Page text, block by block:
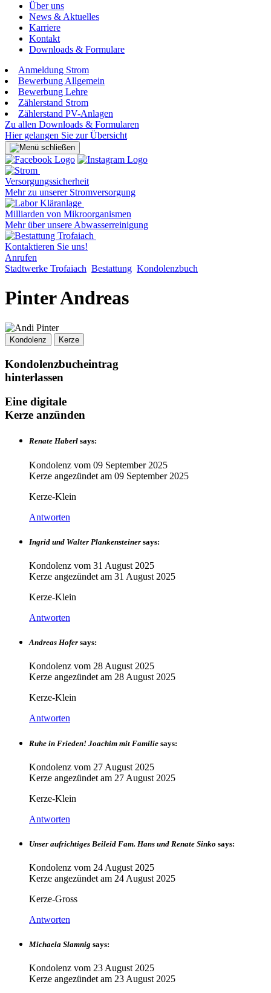
Über uns
News & Aktuelles
Karriere
Kontakt
Downloads & Formulare
Anmeldung Strom
Bewerbung Allgemein
Bewerbung Lehre
Zählerstand Strom
Zählerstand PV-Anlagen
Zu allen Downloads & Formularen
Hier gelangen Sie zur Übersicht
Versorgungssicherheit
Mehr zu unserer Stromversorgung
Milliarden von Mikroorganismen
Mehr über unsere Abwasserreinigung
Kontaktieren Sie uns!
Anrufen
Stadtwerke Trofaiach Bestattung Kondolenzbuch
Pinter Andreas
Kondolenz Kerze
Kondolenzbucheintrag
hinterlassen
Eine digitale
Kerze anzünden
Renate Haberl says:
Kondolenz vom 09 September 2025
Kerze angezündet am 09 September 2025
Kerze-Klein
Antworten
Ingrid und Walter Plankensteiner says:
Kondolenz vom 31 August 2025
Kerze angezündet am 31 August 2025
Kerze-Klein
Antworten
Andreas Hofer says:
Kondolenz vom 28 August 2025
Kerze angezündet am 28 August 2025
Kerze-Klein
Antworten
Ruhe in Frieden! Joachim mit Familie says:
Kondolenz vom 27 August 2025
Kerze angezündet am 27 August 2025
Kerze-Klein
Antworten
Unser aufrichtiges Beileid Fam. Hans und Renate Sinko says:
Kondolenz vom 24 August 2025
Kerze angezündet am 24 August 2025
Kerze-Gross
Antworten
Michaela Slamnig says:
Kondolenz vom 23 August 2025
Kerze angezündet am 23 August 2025